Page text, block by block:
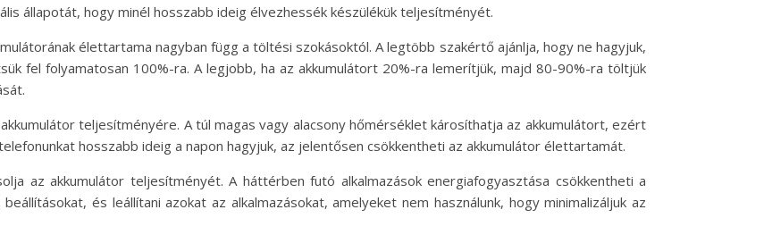
állapotát, hogy minél hosszabb ideig élvezhessék készülékük teljesítményét.
élettartama nagyban függ a töltési szokásoktól. A legtöbb szakértő ajánlja, hogy ne hagyjuk,
fel folyamatosan 100%-ra. A legjobb, ha az akkumulátort 20%-ra lemerítjük, majd 80-90%-ra töltjük
teljesítményére. A túl magas vagy alacsony hőmérséklet károsíthatja az akkumulátort, ezért
hosszabb ideig a napon hagyjuk, az jelentősen csökkentheti az akkumulátor élettartamát.
az akkumulátor teljesítményét. A háttérben futó alkalmazások energiafogyasztása csökkentheti a
és leállítani azokat az alkalmazásokat, amelyeket nem használunk, hogy minimalizáljuk az